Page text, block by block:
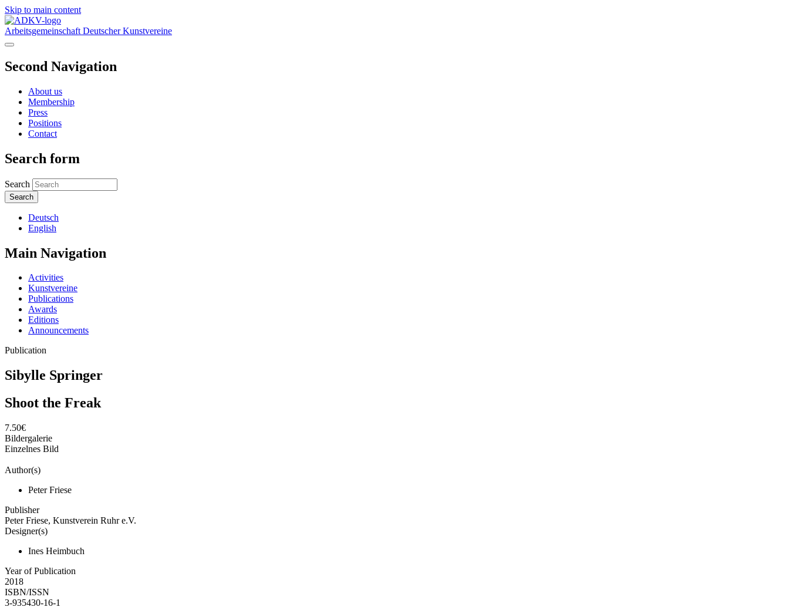
Skip to main content
Arbeitsgemeinschaft Deutscher Kunstvereine
Second Navigation
About us
Membership
Press
Positions
Contact
Search form
Search
Deutsch
English
Main Navigation
Activities
Kunstvereine
Publications
Awards
Editions
Announcements
Publication
Sibylle Springer
Shoot the Freak
7.50€
Bildergalerie
Einzelnes Bild
Author(s)
Peter Friese
Publisher
Peter Friese, Kunstverein Ruhr e.V.
Designer(s)
Ines Heimbuch
Year of Publication
2018
ISBN/ISSN
3-935430-16-1